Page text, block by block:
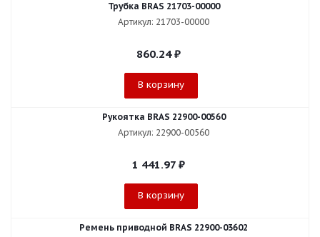
Трубка BRAS 21703-00000
Артикул: 21703-00000
860.24₽
В корзину
Рукоятка BRAS 22900-00560
Артикул: 22900-00560
1 441.97₽
В корзину
Ремень приводной BRAS 22900-03602